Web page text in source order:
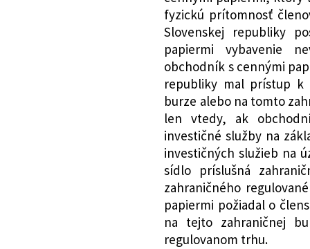
zmene a
cenných
ktorým sa menia
310/2021 Z. z.
Zákon, ktorým sa
o niektorých
administratívnej
systémov
niektorých
zákona č. 221/
niektoré zákony
208/2022 Z. z.
Zákon, ktorým sa
o riešení
zmene a
fyzickú prítomnosť
Slovenskej republiky
papiermi vybavenie
obchodník s cennými
republiky mal prístup k
burze alebo na tomto
len vtedy, ak
investičné služby na
investičných služieb na
sídlo príslušná
zahraničného
papiermi požiadal o
na tejto zahraničnej
regulovanom trhu.